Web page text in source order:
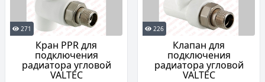
271
Кран PPR для
подключения
радиатора угловой
VALTEC
226
Клапан для
подключения
радиатора угловой
VALTEC